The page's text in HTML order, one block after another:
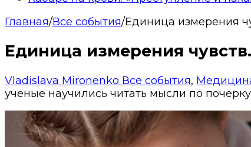
Главная/Все события/Единица измерения
Единица измерения
Vladislava Mironenko Все события,
ученые научились читать мысли по почерку